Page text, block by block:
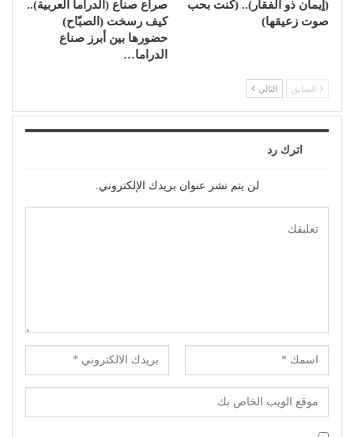
(إيمان ذو الفقار).. (كنت بحب
صوت زعيقها)
صراع صناع (الدراما العربية)..
كيف رسخت (الصبّاح)
حضورها بين أبرز صناع
الدراما…
السابق التالي
اترك رد
لن يتم نشر عنوان بريدك الإلكتروني.